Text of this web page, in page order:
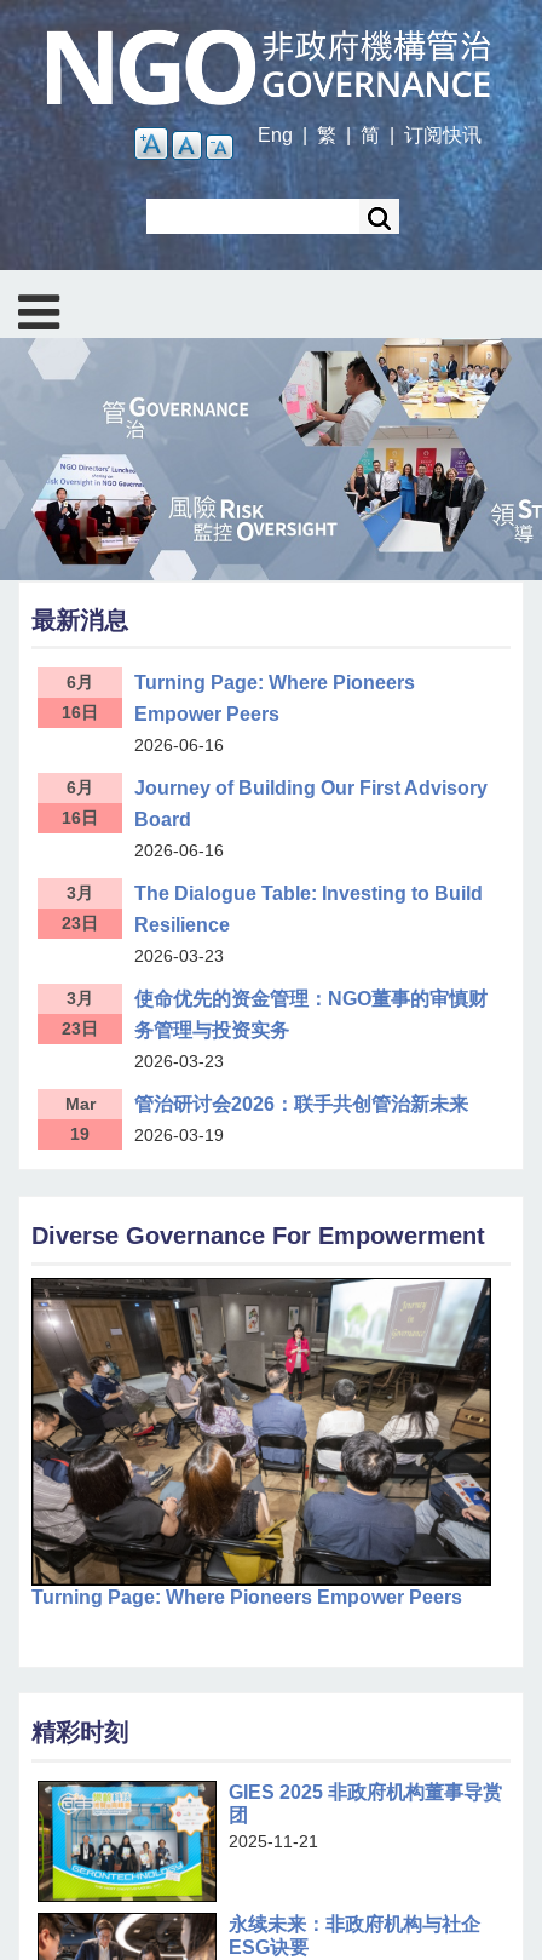
Skip
main
content
Eng
繁 | 简 订阅快讯
最新消息
6月
16日
Turning Page: Where Pioneers
Empower Peers
2026-06-16
6月
16日
Journey of Building Our First Advisory
Board
2026-06-16
3月
23日
The Dialogue Table: Investing to Build
Resilience
2026-03-23
3月
23日
使命优先的资金管理： NGO董事的审慎财
务管理与投资实务
2026-03-23
Mar
19
管治研讨会2026：联手共创管治新未来
2026-03-19
Diverse Governance For Empowerment
Turning Page: Where Pioneers Empower Peers
精彩时刻
GIES 2025 非政府机构董事导赏
团
2025-11-21
永续未来：非政府机构与社企
ESG诀要